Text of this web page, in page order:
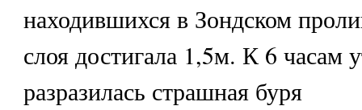
находившихся в Зондском
слоя достигала 1,5м. К 6 часам
разразилась страшная буря